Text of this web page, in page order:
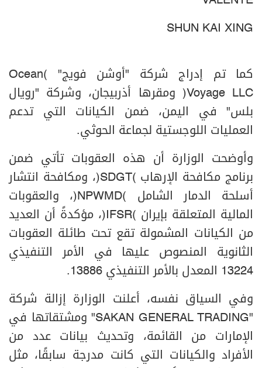
SHUN KAI XING
كما تم إدراج شركة "أوشن فويج" (Ocean
Voyage LLC) ومقرها أذربيجان، وشركة "رويال
بلس" في اليمن، ضمن الكيانات التي تدعم
العمليات اللوجستية لجماعة الحوثي.
وأوضحت الوزارة أن هذه العقوبات تأتي ضمن
برنامج مكافحة الإرهاب (SDGT)، ومكافحة انتشار
أسلحة الدمار الشامل (NPWMD)، والعقوبات
المالية المتعلقة بإيران (IFSR)، مؤكدةً أن العديد
من الكيانات المشمولة تقع تحت طائلة العقوبات
الثانوية المنصوص عليها في الأمر التنفيذي
13224 المعدل بالأمر التنفيذي 13886.
وفي السياق نفسه، أعلنت الوزارة إزالة شركة
"SAKAN GENERAL TRADING" ومشتقاتها في
الإمارات من القائمة، وتحديث بيانات عدد من
الأفراد والكيانات التي كانت مدرجة سابقًا، مثل